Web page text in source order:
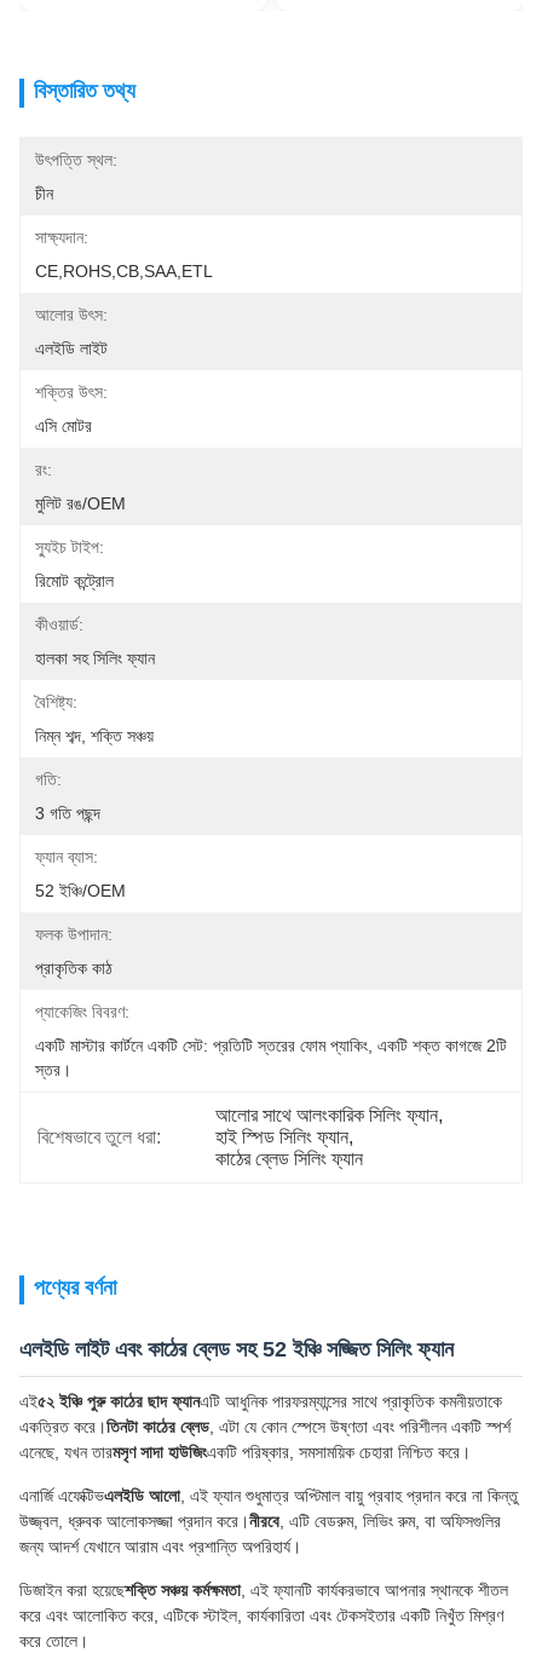
বিস্তারিত তথ্য
উৎপত্তি স্থল:
চীন
সাক্ষ্যদান:
CE,ROHS,CB,SAA,ETL
আলোর উৎস:
এলইডি লাইট
শক্তির উৎস:
এসি মোটর
রং:
মুলিট রঙ/OEM
স্যুইচ টাইপ:
রিমোট কন্ট্রোল
কীওয়ার্ড:
হালকা সহ সিলিং ফ্যান
বৈশিষ্ট্য:
নিম্ন শব্দ, শক্তি সঞ্চয়
গতি:
3 গতি পছন্দ
ফ্যান ব্যাস:
52 ইঞ্চি/OEM
ফলক উপাদান:
প্রাকৃতিক কাঠ
প্যাকেজিং বিবরণ:
একটি মাস্টার কার্টনে একটি সেট: প্রতিটি স্তরের ফোম প্যাকিং, একটি শক্ত কাগজে 2টি
স্তর।
বিশেষভাবে তুলে ধরা:
আলোর সাথে আলংকারিক সিলিং ফ্যান,
হাই স্পিড সিলিং ফ্যান,
কাঠের ব্লেড সিলিং ফ্যান
পণ্যের বর্ণনা
এলইডি লাইট এবং কাঠের ব্লেড সহ 52 ইঞ্চি সজ্জিত সিলিং ফ্যান
এই৫২ ইঞ্চি পুরু কাঠের ছাদ ফ্যানএটি আধুনিক পারফরম্যান্সের সাথে প্রাকৃতিক কমনীয়তাকে
একত্রিত করে।তিনটা কাঠের ব্লেড, এটা যে কোন স্পেসে উষ্ণতা এবং পরিশীলন একটি স্পর্শ
এনেছে, যখন তারমসৃণ সাদা হাউজিংএকটি পরিষ্কার, সমসাময়িক চেহারা নিশ্চিত করে।
এনার্জি এফেক্টিভএলইডি আলো, এই ফ্যান শুধুমাত্র অপ্টিমাল বায়ু প্রবাহ প্রদান করে না কিন্তু
উজ্জ্বল, ধ্রুবক আলোকসজ্জা প্রদান করে।নীরবে , এটি বেডরুম, লিভিং রুম, বা অফিসগুলির
জন্য আদর্শ যেখানে আরাম এবং প্রশান্তি অপরিহার্য।
ডিজাইন করা হয়েছেশক্তি সঞ্চয় কর্মক্ষমতা, এই ফ্যানটি কার্যকরভাবে আপনার স্থানকে শীতল
করে এবং আলোকিত করে, এটিকে স্টাইল, কার্যকারিতা এবং টেকসইতার একটি নিখুঁত মিশ্রণ
করে তোলে।